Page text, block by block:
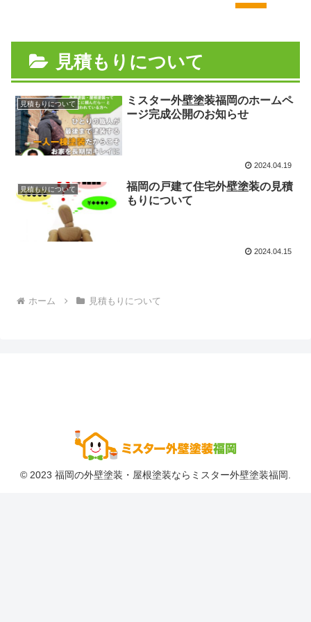
見積もりについて
見積もりについて
ミスター外壁塗装福岡のホームペ
ージ完成公開のお知らせ
2024.04.19
見積もりについて
福岡の戸建て住宅外壁塗装の見積
もりについて
2024.04.15
ホーム 見積もりについて
© 2023 福岡の外壁塗装・屋根塗装ならミスター外壁塗装福岡.